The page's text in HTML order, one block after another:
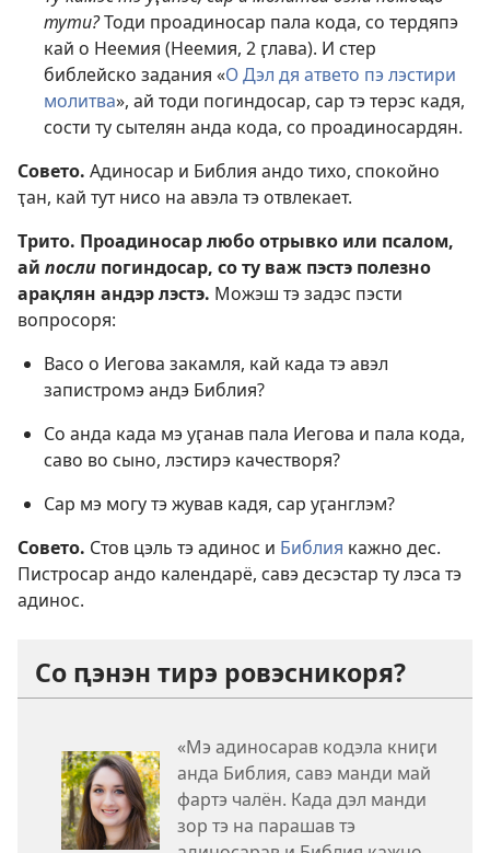
тути?Тоди проадиносар пала кода, со тердяпэ
кай о Неемия (Неемия, 2 ӷлава). И стер
библейско задания «О Дэл дя атвето пэ лэстири
молитва», ай тоди погиндосар, сар тэ терэс кадя,
сости ту сытелян анда кода, со проадиносардян.
Совето. Адиносар и Библия андо тихо, спокойно
ҭан, кай тут нисо на авэла тэ отвлекает.
Трито. Проадиносар любо отрывко или псалом,
ай посли погиндосар, со ту важ пэстэ полезно
арақлян андэр лэстэ. Можэш тэ задэс пэсти
вопросоря:
Васо о Иегова закамля, кай када тэ авэл
запистромэ андэ Библия?
Со анда када мэ уӷанав пала Иегова и пала кода,
саво во сыно, лэстирэ качестворя?
Сар мэ могу тэ жував кадя, сар уӷанглэм?
Совето. Стов цэль тэ адинос и Библия кажно дес.
Пистросар андо календарё, савэ десэстар ту лэса тэ
адинос.
Со ԥэнэн тирэ ровэсникоря?
«Мэ адиносарав кодэла книӷи
анда Библия, савэ манди май
фартэ чалён. Када дэл манди
зор тэ на парашав тэ